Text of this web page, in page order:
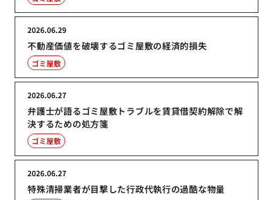
不動産価値を破壊するゴミ屋敷の経済的損失
2026.06.29
ゴミ屋敷
弁護士が語るゴミ屋敷トラブルを賃貸借契約解除で解
決するための処方箋
2026.06.27
ゴミ屋敷
特殊清掃業者が目撃した行政代執行の過酷な物量
2026.06.27